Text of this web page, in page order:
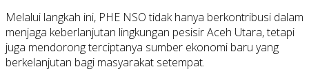
Melalui langkah ini, PHE NSO tidak hanya berkontribusi dalam
menjaga keberlanjutan lingkungan pesisir Aceh Utara, tetapi
juga mendorong terciptanya sumber ekonomi baru yang
berkelanjutan bagi masyarakat setempat.